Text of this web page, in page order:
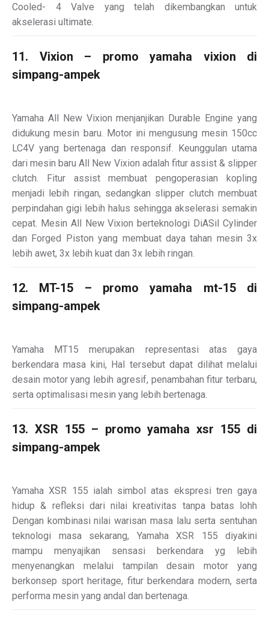
Cooled- 4 Valve yang telah dikembangkan untuk
akselerasi ultimate.
11. Vixion – promo yamaha vixion di
simpang-ampek
Yamaha All New Vixion menjanjikan Durable Engine yang
didukung mesin baru. Motor ini mengusung mesin 150cc
LC4V yang bertenaga dan responsif. Keunggulan utama
dari mesin baru All New Vixion adalah fitur assist & slipper
clutch. Fitur assist membuat pengoperasian kopling
menjadi lebih ringan, sedangkan slipper clutch membuat
perpindahan gigi lebih halus sehingga akselerasi semakin
cepat. Mesin All New Vixion berteknologi DiASil Cylinder
dan Forged Piston yang membuat daya tahan mesin 3x
lebih awet, 3x lebih kuat dan 3x lebih ringan.
12. MT-15 – promo yamaha mt-15 di
simpang-ampek
Yamaha MT15 merupakan representasi atas gaya
berkendara masa kini, Hal tersebut dapat dilihat melalui
desain motor yang lebih agresif, penambahan fitur terbaru,
serta optimalisasi mesin yang lebih bertenaga.
13. XSR 155 – promo yamaha xsr 155 di
simpang-ampek
Yamaha XSR 155 ialah simbol atas ekspresi tren gaya
hidup & refleksi dari nilai kreativitas tanpa batas lohh
Dengan kombinasi nilai warisan masa lalu serta sentuhan
teknologi masa sekarang, Yamaha XSR 155 diyakini
mampu menyajikan sensasi berkendara yg lebih
menyenangkan melalui tampilan desain motor yang
berkonsep sport heritage, fitur berkendara modern, serta
performa mesin yang andal dan bertenaga.